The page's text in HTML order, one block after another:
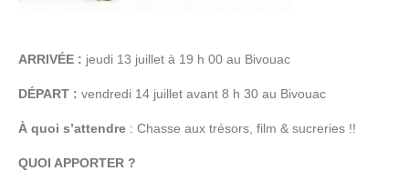
ARRIVÉE : jeudi 13 juillet à 19 h 00 au Bivouac
DÉPART : vendredi 14 juillet avant 8 h 30 au Bivouac
À quoi s’attendre : Chasse aux trésors, film & sucreries !!
QUOI APPORTER ?